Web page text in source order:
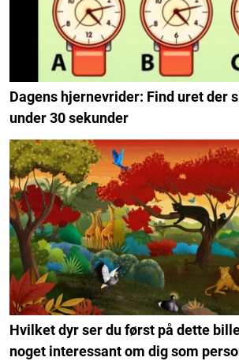
Dagens hjernevrider: Find uret der
under 30 sekunder
Hvilket dyr ser du først på dette
noget interessant om dig som